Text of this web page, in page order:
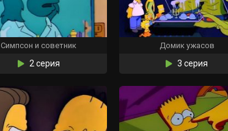
Симпсон и советник
2 серия
Домик ужасов
3 серия